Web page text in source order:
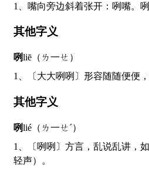
1、嘴向旁边斜着张开：咧嘴。
其他字义
咧liē（ㄌ一ㄝ）
1、〔大大咧咧〕形容随随便
其他字义
咧lié（ㄌ一ㄝˊ）
1、〔咧咧〕方言，乱说乱讲，如“瞎咧咧”（后一个“咧”读
轻声）。